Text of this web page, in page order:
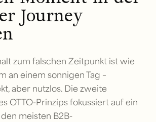
Journey
zum falschen Zeitpunkt ist wie
an einem sonnigen Tag –
aber nutzlos. Die zweite
OTTO-Prinzips fokussiert auf ein
meisten B2B-